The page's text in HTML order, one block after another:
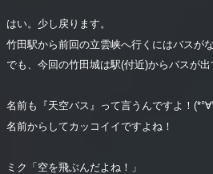
はい。少し戻ります。
竹田駅から前回の立雲峡へ行くにはバスが
でも、今回の竹田城は駅(付近)からバスが出
名前も『天空バス』って言うんですよ！
名前からしてカッコイイですよね！
ミク「空を飛ぶんだよね！」